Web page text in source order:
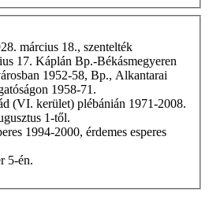
március 18., szentelték
17. Káplán Bp.-Békásmegyeren
1952-58, Bp., Alkantarai
1958-71.
(VI. kerület) plébánián 1971-2008.
1-től.
1994-2000, érdemes esperes
5-én.